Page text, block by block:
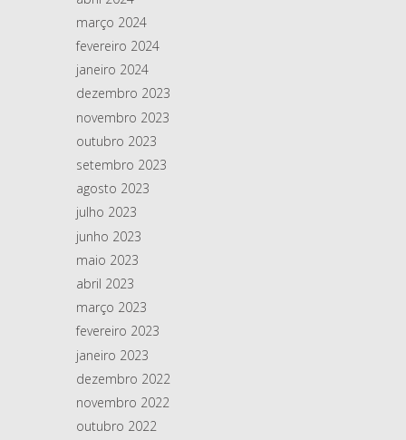
março 2024
fevereiro 2024
janeiro 2024
dezembro 2023
novembro 2023
outubro 2023
setembro 2023
agosto 2023
julho 2023
junho 2023
maio 2023
abril 2023
março 2023
fevereiro 2023
janeiro 2023
dezembro 2022
novembro 2022
outubro 2022